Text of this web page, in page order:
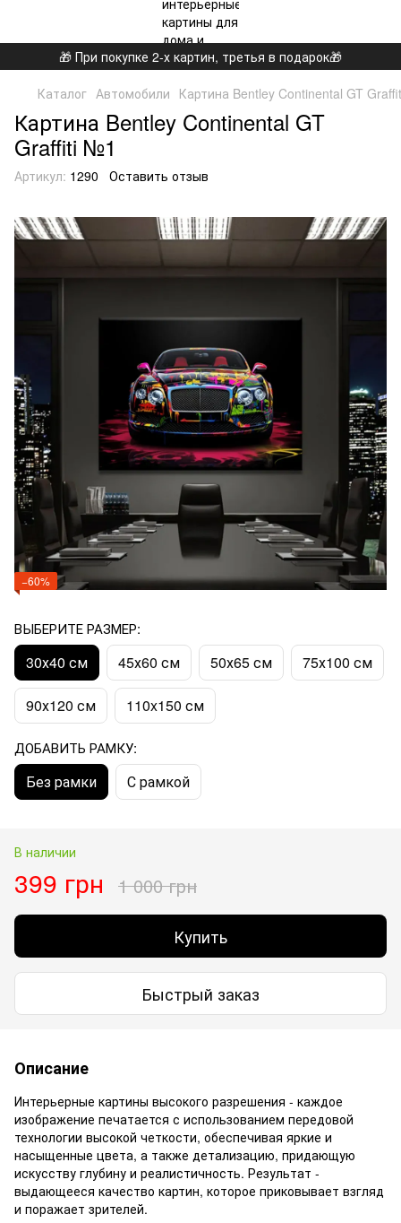
🎁 При покупке 2-х картин, третья в подарок🎁
Каталог Автомобили Картина Bentley Continental GT
Картина Bentley Continental GT
Graffiti №1
Артикул: 1290 Оставить отзыв
−60%
ВЫБЕРИТЕ РАЗМЕР:
30х40 см 45х60 см 50х65 см 75х100 см
90х120 см 110x150 см
ДОБАВИТЬ РАМКУ:
Без рамки С рамкой
В наличии
399 грн 1 000 грн
Купить
Быстрый заказ
Описание
Интерьерные картины высокого разрешения - каждое
изображение печатается с использованием передовой
технологии высокой четкости, обеспечивая яркие и
насыщенные цвета, а также детализацию, придающую
искусству глубину и реалистичность. Результат -
выдающееся качество картин, которое приковывает взгляд
и поражает зрителей.